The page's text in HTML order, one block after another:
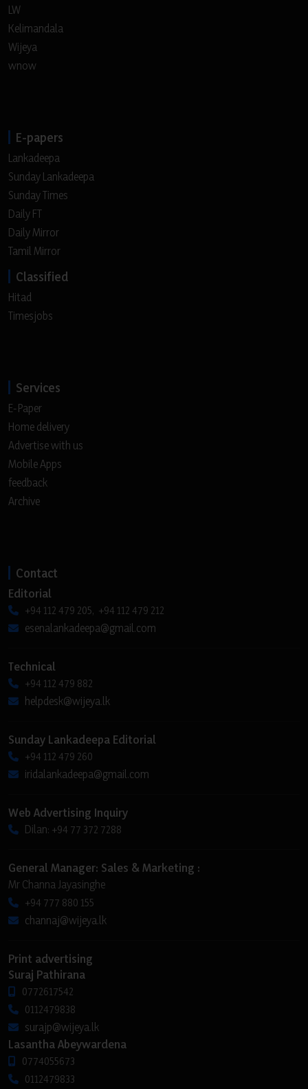
LW
Kelimandala
Wijeya
wnow
E-papers
Lankadeepa
Sunday Lankadeepa
Sunday Times
Daily FT
Daily Mirror
Tamil Mirror
Classified
Hitad
Timesjobs
Services
E-Paper
Home delivery
Advertise with us
Mobile Apps
feedback
Archive
Contact
Editorial
+94 112 479 205, +94 112 479 212
esenalankadeepa@gmail.com
Technical
+94 112 479 882
helpdesk@wijeya.lk
Sunday Lankadeepa Editorial
+94 112 479 260
iridalankadeepa@gmail.com
Web Advertising Inquiry
Dilan: +94 77 372 7288
General Manager: Sales & Marketing :
Mr Channa Jayasinghe
+94 777 880 155
channaj@wijeya.lk
Print advertising
Suraj Pathirana
0772617542
0112479838
surajp@wijeya.lk
Lasantha Abeywardena
0774055673
0112479833